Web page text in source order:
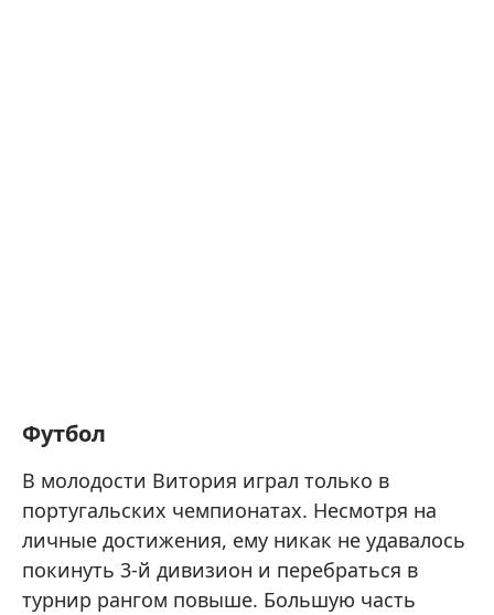
Футбол
В молодости Витория играл только в
португальских чемпионатах. Несмотря на
личные достижения, ему никак не удавалось
покинуть 3-й дивизион и перебраться в
турнир рангом повыше. Большую часть